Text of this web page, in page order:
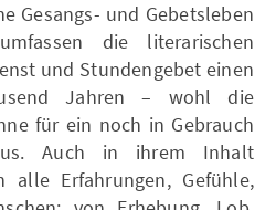
Gesangs- und Gebetsleben
die literarischen
und Stundengebet einen
Jahren – wohl die
für ein noch in Gebrauch
Auch in ihrem Inhalt
alle Erfahrungen, Gefühle,